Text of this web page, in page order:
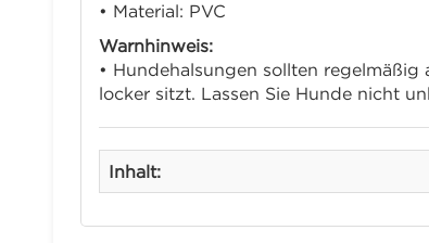
• Material: PVC
Warnhinweis:
• Hundehalsungen sollten
locker sitzt. Lassen Sie Hunde nicht
Inhalt: